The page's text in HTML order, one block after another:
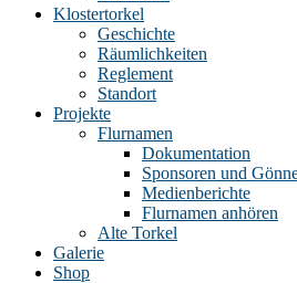
Klostertorkel
Geschichte
Räumlichkeiten
Reglement
Standort
Projekte
Flurnamen
Dokumentation
Sponsoren und
Medienberichte
Flurnamen anhören
Alte Torkel
Galerie
Shop